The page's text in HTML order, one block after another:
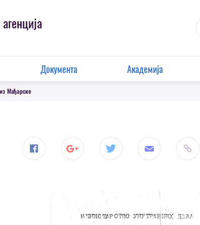
Документа Академија
Мађарске